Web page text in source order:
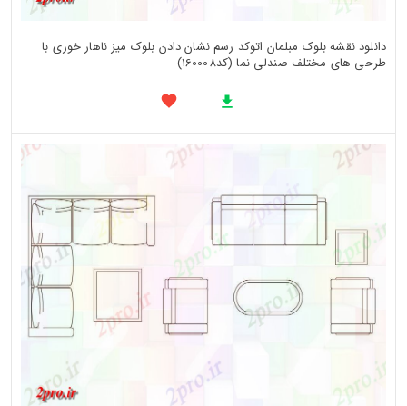
دانلود نقشه بلوک مبلمان اتوکد رسم نشان دادن بلوک میز ناهار خوری با
طرحی های مختلف صندلی نما (کد160008)